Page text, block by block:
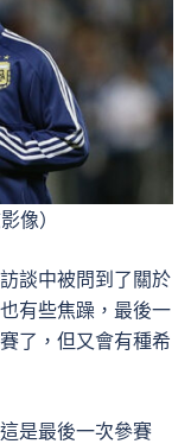
像）
談中被問到了關於
有些焦躁，最後一
了，但又會有種希
是最後一次參賽